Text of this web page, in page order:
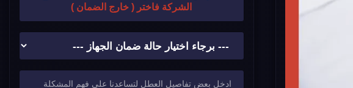
الشركة فاختر ( خارج الضمان )